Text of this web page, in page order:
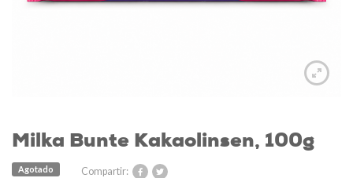
Milka Bunte Kakaolinsen, 100g
Compartir:
Agotado